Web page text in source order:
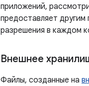
приложений,
предоставляет
разрешения в каждом
Внешнее
Файлы, созданные на